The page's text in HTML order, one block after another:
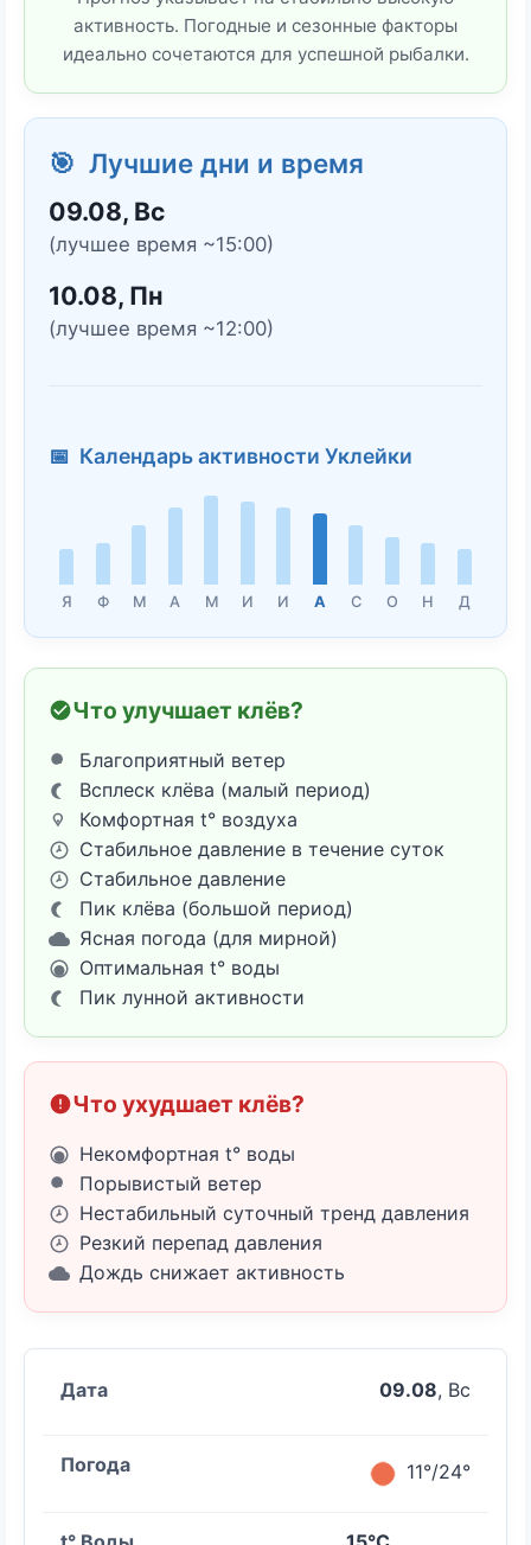
активность. Погодные и сезонные факторы
идеально сочетаются для успешной рыбалки.
🎯 Лучшие дни и время
09.08, Вс
(лучшее время ~15:00)
10.08, Пн
(лучшее время ~12:00)
📅 Календарь активности Уклейки
Я Ф М А М И И А С О Н Д
Что улучшает клёв?
Благоприятный ветер
Всплеск клёва (малый период)
Комфортная t° воздуха
Стабильное давление в течение суток
Стабильное давление
Пик клёва (большой период)
Ясная погода (для мирной)
Оптимальная t° воды
Пик лунной активности
Что ухудшает клёв?
Некомфортная t° воды
Порывистый ветер
Нестабильный суточный тренд давления
Резкий перепад давления
Дождь снижает активность
09.08, Вс
11°/24°